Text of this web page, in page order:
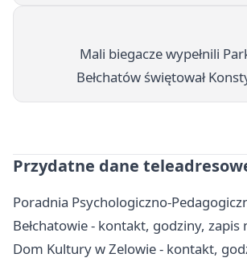
Mali biegacze wypełnili
Bełchatów świętował
Przydatne dane
Poradnia Psychologiczno-
Bełchatowie - kontakt, godziny, zapis
Dom Kultury w Zelowie - kontakt,